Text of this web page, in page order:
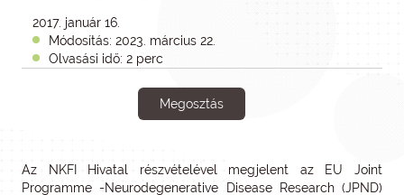
2017. január 16.
Módosítás: 2023. március 22.
Olvasási idő: 2 perc
Megosztás
Az NKFI Hivatal részvételével megjelent az EU Joint
Programme -Neurodegenerative Disease Research (JPND)